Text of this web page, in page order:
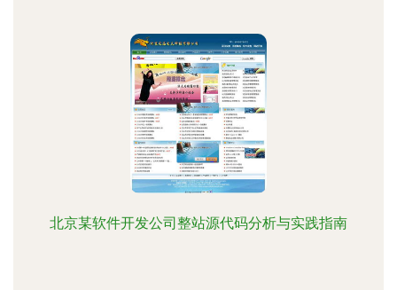
北京某软件开发公司整站源代码分析与实践指南